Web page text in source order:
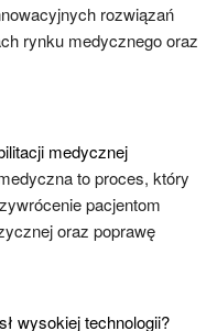
rozwiązań
rynku medycznego oraz
medycznej
to proces, który
pacjentom
oraz poprawę
wysokiej technologii?